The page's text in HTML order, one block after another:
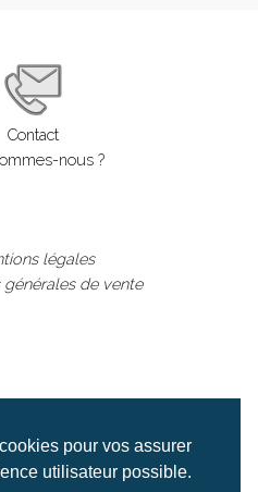
pour vos assurer
utilisateur possible.
Contact
nous ?
légales
générales de vente